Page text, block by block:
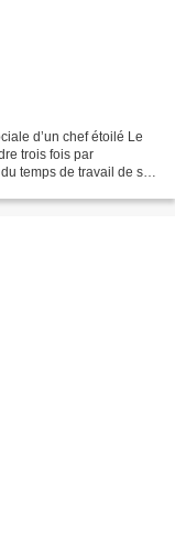
d’un chef étoilé Le
trois fois par
temps de travail de ses